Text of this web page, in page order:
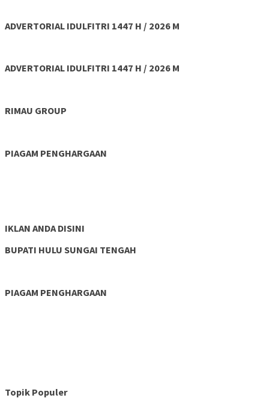
ADVERTORIAL IDULFITRI 1447 H / 2026 M
ADVERTORIAL IDULFITRI 1447 H / 2026 M
RIMAU GROUP
PIAGAM PENGHARGAAN
IKLAN ANDA DISINI
BUPATI HULU SUNGAI TENGAH
PIAGAM PENGHARGAAN
Topik Populer